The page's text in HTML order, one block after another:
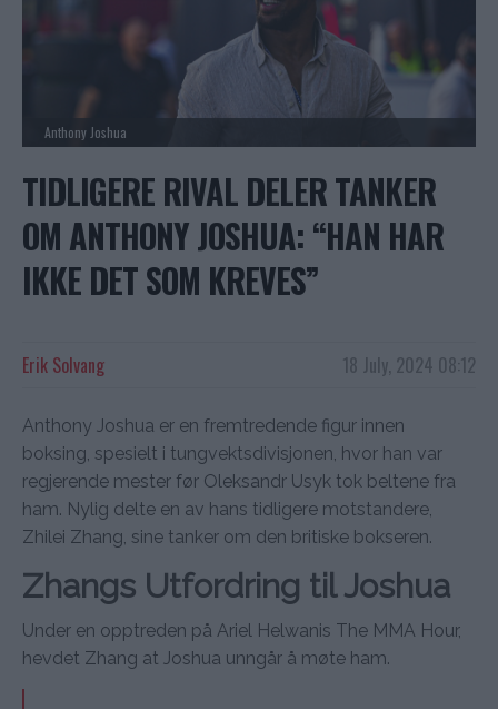
Anthony Joshua
TIDLIGERE RIVAL DELER TANKER
OM ANTHONY JOSHUA: “HAN HAR
IKKE DET SOM KREVES”
18 July, 2024 08:12
Erik Solvang
Anthony Joshua er en fremtredende figur innen
boksing, spesielt i tungvektsdivisjonen, hvor han var
regjerende mester før Oleksandr Usyk tok beltene fra
ham. Nylig delte en av hans tidligere motstandere,
Zhilei Zhang, sine tanker om den britiske bokseren.
Zhangs Utfordring til Joshua
Under en opptreden på Ariel Helwanis The MMA Hour,
hevdet Zhang at Joshua unngår å møte ham.